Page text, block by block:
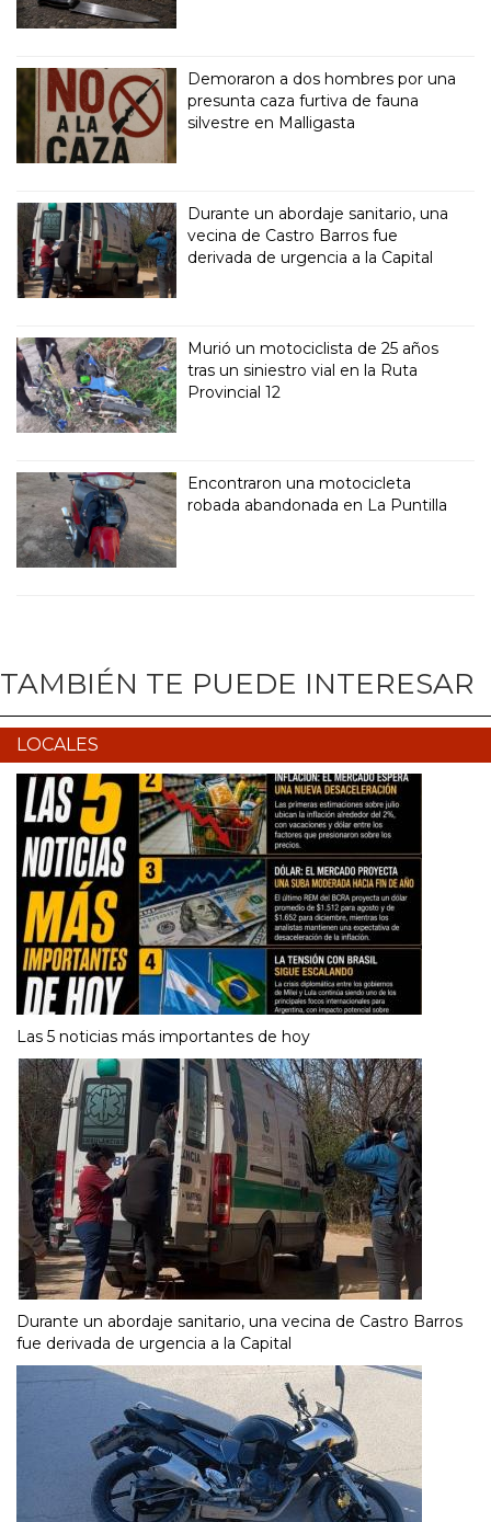
Demoraron a dos hombres por una
presunta caza furtiva de fauna
silvestre en Malligasta
Durante un abordaje sanitario, una
vecina de Castro Barros fue
derivada de urgencia a la Capital
Murió un motociclista de 25 años
tras un siniestro vial en la Ruta
Provincial 12
Encontraron una motocicleta
robada abandonada en La Puntilla
TAMBIÉN TE PUEDE INTERESAR
LOCALES
Las 5 noticias más importantes de hoy
Durante un abordaje sanitario, una vecina de Castro Barros
fue derivada de urgencia a la Capital